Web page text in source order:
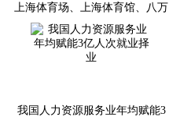
上海体育场、上海体育馆、八万
人体育场、徐家汇体育公园等目
前已停止举办招聘会
我国人力资源服务业年均赋能3